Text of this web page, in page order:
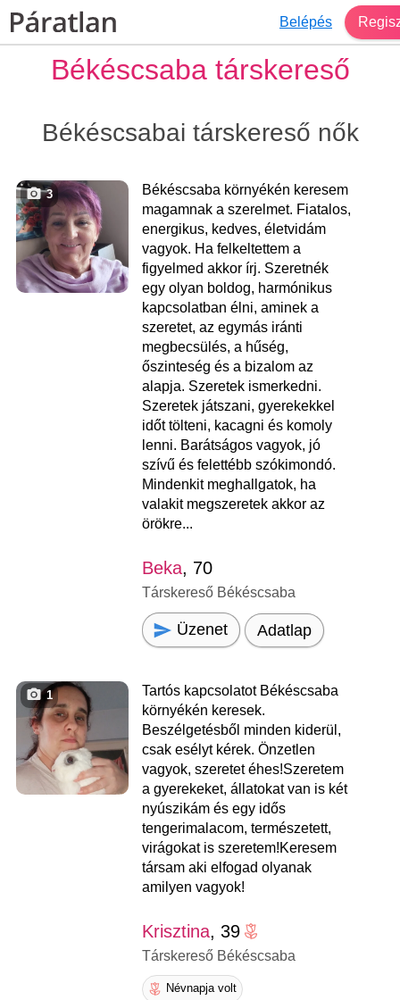
Belépés
Békéscsaba társkereső
Békéscsabai társkereső nők
3
Békéscsaba környékén keresem
magamnak a szerelmet. Fiatalos,
energikus, kedves, életvidám
vagyok. Ha felkeltettem a
figyelmed akkor írj. Szeretnék
egy olyan boldog, harmónikus
kapcsolatban élni, aminek a
szeretet, az egymás iránti
megbecsülés, a hűség,
őszinteség és a bizalom az
alapja. Szeretek ismerkedni.
Szeretek játszani, gyerekekkel
időt tölteni, kacagni és komoly
lenni. Barátságos vagyok, jó
szívű és felettébb szókimondó.
Mindenkit meghallgatok, ha
valakit megszeretek akkor az
örökre...
Beka, 70
Társkereső Békéscsaba
Üzenet Adatlap
1
Tartós kapcsolatot Békéscsaba
környékén keresek.
Beszélgetésből minden kiderül,
csak esélyt kérek. Önzetlen
vagyok, szeretet éhes!Szeretem
a gyerekeket, állatokat van is két
nyúszikám és egy idős
tengerimalacom, természetett,
virágokat is szeretem!Keresem
társam aki elfogad olyanak
amilyen vagyok!
Krisztina, 39
Társkereső Békéscsaba
Névnapja volt